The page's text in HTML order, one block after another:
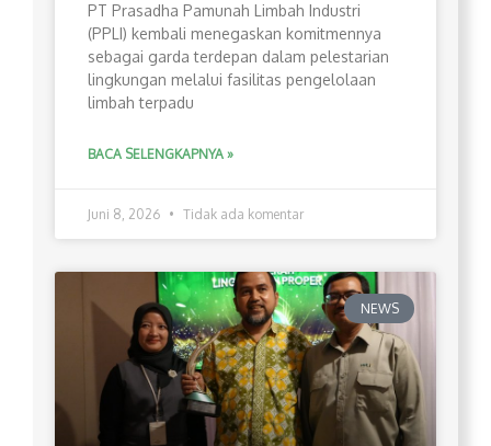
PT Prasadha Pamunah Limbah Industri
(PPLI) kembali menegaskan komitmennya
sebagai garda terdepan dalam pelestarian
lingkungan melalui fasilitas pengelolaan
limbah terpadu
BACA SELENGKAPNYA »
Juni 8, 2026 Tidak ada komentar
NEWS